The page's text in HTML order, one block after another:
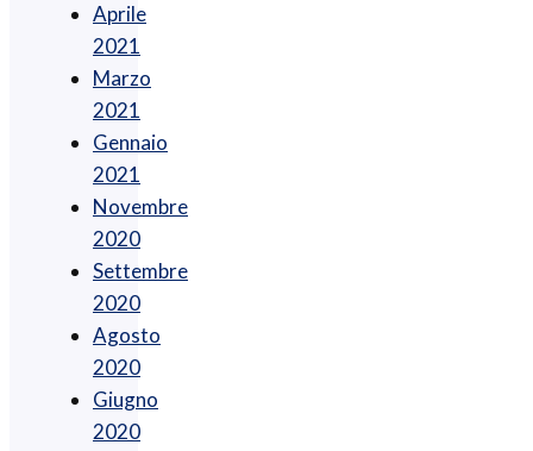
Aprile
2021
Marzo
2021
Gennaio
2021
Novembre
2020
Settembre
2020
Agosto
2020
Giugno
2020